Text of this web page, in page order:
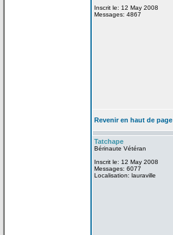
Inscrit le: 12 May 2008
Messages: 4867
Revenir en haut de page
Tatchape
Bérinaute Vétéran
Inscrit le: 12 May 2008
Messages: 6077
Localisation: lauraville